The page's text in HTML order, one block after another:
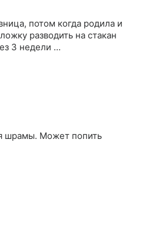
потом когда родила и
3 недели …
шрамы. Может попить